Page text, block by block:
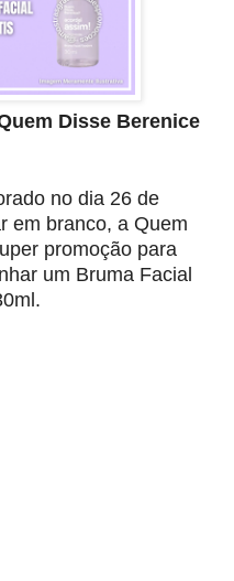
Disse Berenice
no dia 26 de
em branco, a Quem
promoção para
um Bruma Facial